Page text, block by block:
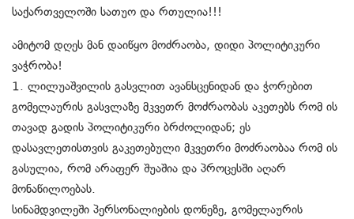
საქართველოში სათუო და რთულია!!!
ამიტომ დღეს მან დაიწყო მოძრაობა, დიდი პოლიტიკური
ვაჭრობა!
1. ლილუაშვილის გასვლით ავანსცენიდან და ჭორებით
გომელაურის გასვლაზე მკვეთრ მოძრაობას აკეთებს რომ ის
თავად გადის პოლიტიკური ბრძოლიდან; ეს
დასავლეთისთვის გაკეთებული მკვეთრი მოძრაობაა რომ ის
გასულია, რომ არაფერ შუაშია და პროცესში აღარ
მონაწილოებას.
სინამდვილეში პერსონალიების დონეზე, გომელაურის